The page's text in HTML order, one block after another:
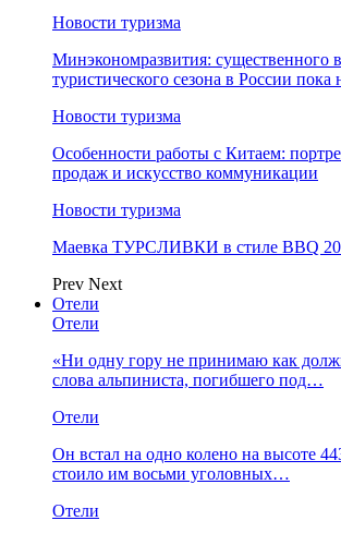
Новости туризма
Минэкономразвития: существенного
туристического сезона в России
Новости туризма
Особенности работы с Китаем:
продаж и искусство коммуникации
Новости туризма
Маевка ТУРСЛИВКИ в стиле BBQ
Prev Next
Отели
Отели
«Ни одну гору не принимаю как
слова альпиниста, погибшего под…
Отели
Он встал на одно колено на высоте
стоило им восьми уголовных…
Отели